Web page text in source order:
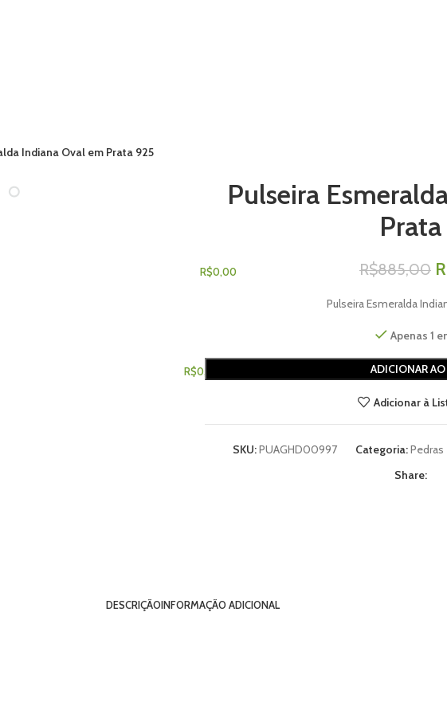
R$0,00
R$0,00
Indiana Oval em Prata 925
Pulseira
R$885,00
Pulseira Esmeralda
Apenas 1
ADICIONAR
Adicionar à
SKU:PUAGHD00997 Categoria:Pedras
Share:
DESCRIÇÃOINFORMAÇÃO ADICIONAL